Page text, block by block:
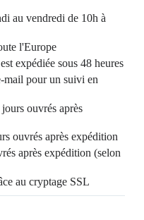
au vendredi de 10h à
l'Europe
expédiée sous 48 heures
mail pour un suivi en
ouvrés après
ouvrés après expédition
après expédition (selon
au cryptage SSL